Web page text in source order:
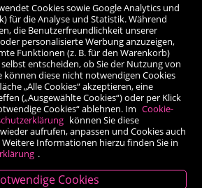
Cookies sowie Google Analytics und
für die Analyse und Statistik. Während
die Benutzerfreundlichkeit unserer
personalisierte Werbung anzuzeigen,
Funktionen (z. B. für den Warenkorb)
entscheiden, ob Sie der Nutzung von
können diese nicht notwendigen Cookies
„Alle Cookies“ akzeptieren, eine
(„Ausgewählte Cookies“) oder per Klick
Cookies“ ablehnen. Im Cookie-
können Sie diese
aufrufen, anpassen und Cookies auch
Informationen hierzu finden Sie in
.
Cookies